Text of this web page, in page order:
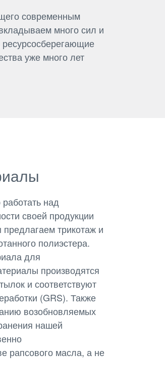
современным
много сил и
ресурсосберегающие
уже много лет
над
своей продукции
трикотаж и
полиэстера.
для
производятся
и соответствуют
(GRS). Также
возобновляемых
нашей
рапсового масла, а не